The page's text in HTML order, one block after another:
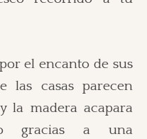
el encanto de sus
las casas parecen
la madera acapara
gracias a una